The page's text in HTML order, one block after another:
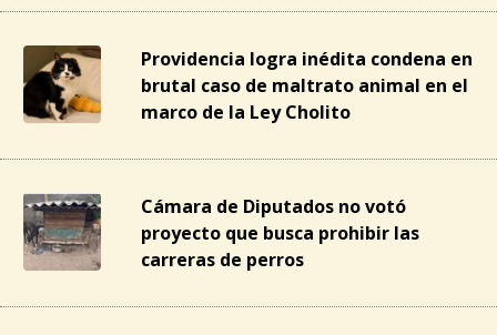
Providencia logra inédita condena en
brutal caso de maltrato animal en el
marco de la Ley Cholito
Cámara de Diputados no votó
proyecto que busca prohibir las
carreras de perros